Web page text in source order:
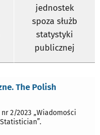
jednostek
spoza służb
statystyki
publicznej
The Polish
2/2023 „Wiadomości